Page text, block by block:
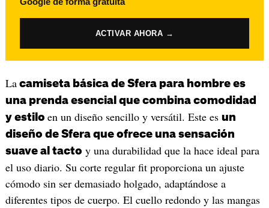
ACTIVAR AHORA →
Lacamiseta básica de Sfera para hombre es
una prenda esencial que combina comodidad
y estilo en un diseño sencillo y versátil. Este es un
diseño de Sfera que ofrece una sensación
suave al tacto y una durabilidad que la hace ideal para
el uso diario. Su corte regular fit proporciona un ajuste
cómodo sin ser demasiado holgado, adaptándose a
diferentes tipos de cuerpo. El cuello redondo y las mangas